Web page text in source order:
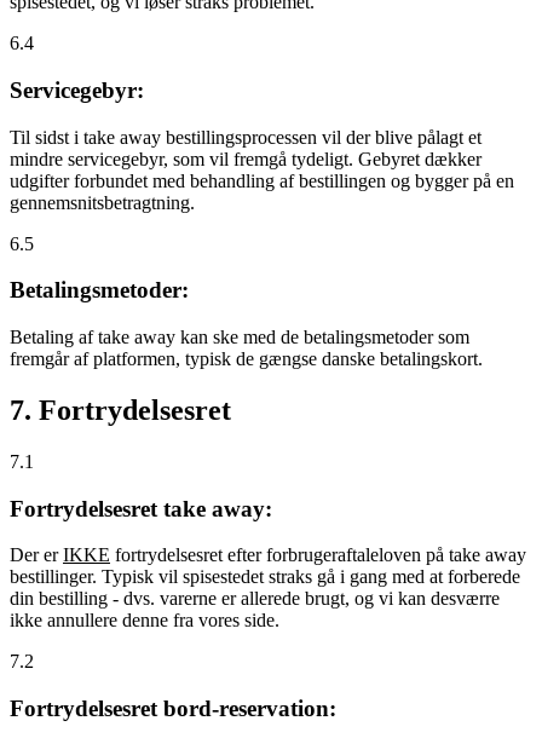
6.4
Servicegebyr:
Til sidst i take away bestillingsprocessen vil der blive pålagt et
mindre servicegebyr, som vil fremgå tydeligt. Gebyret dækker
udgifter forbundet med behandling af bestillingen og bygger på en
gennemsnitsbetragtning.
6.5
Betalingsmetoder:
Betaling af take away kan ske med de betalingsmetoder som
fremgår af platformen, typisk de gængse danske betalingskort.
7. Fortrydelsesret
7.1
Fortrydelsesret take away:
Der erIKKE fortrydelsesret efter forbrugeraftaleloven på take away
bestillinger. Typisk vil spisestedet straks gå i gang med at forberede
din bestilling - dvs. varerne er allerede brugt, og vi kan desværre
ikke annullere denne fra vores side.
7.2
Fortrydelsesret bord-reservation: